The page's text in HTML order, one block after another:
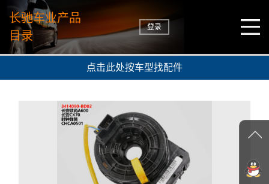
长驰车业产品
目录
登录
点击此处按车型找配件